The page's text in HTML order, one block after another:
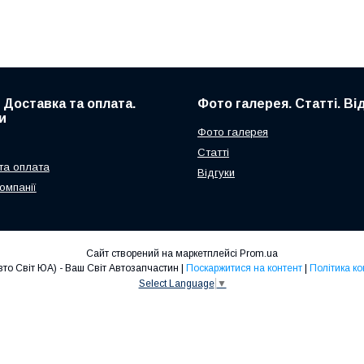
та оплата.
оплата
Фото галерея. Статті.
Фото галерея
Статті
Відгуки
Сайт створений на маркетплейсі Prom.ua
Поскаржитися на контент
Політика
Select Language ▼